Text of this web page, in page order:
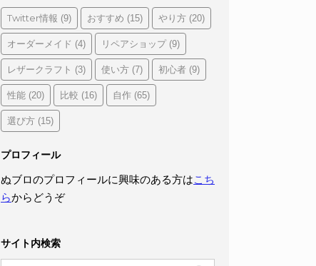
Twitter情報 (9) おすすめ (15) やり方 (20)
オーダーメイド (4) リペアショップ(9)
レザークラフト (3) 使い方 (7) 初心者 (9)
性能 (20) 比較 (16) 自作 (65)
選び方 (15)
プロフィール
ぬブロのプロフィールに興味のある方はこち
らからどうぞ
サイト内検索